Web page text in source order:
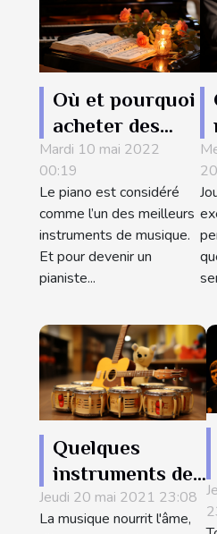
Où et pourquoi
acheter des
partitions de
piano ?
Mardi 10 mai 2022
00:19
Le piano est considéré
comme l’un des meilleurs
instruments de musique.
Et pour devenir un
pianiste...
Quelques
instruments de
musique à jouer
individuellement
Jeudi 20 mai 2021 23:08
La musique nourrit l'âme,